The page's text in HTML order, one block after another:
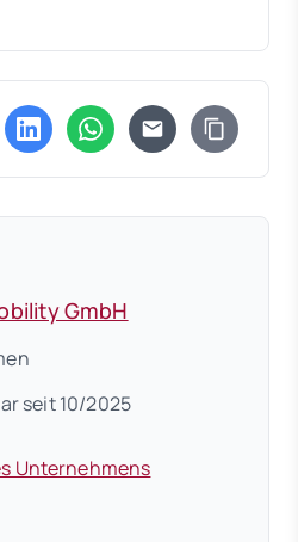
Tab)
in neuem Tab)
(öffnet in neuem Tab)
(öffnet in neuem Tab)
GmbH
seit 10/2025
Unternehmens